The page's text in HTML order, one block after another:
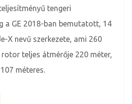
tengeri
a GE 2018-ban bemutatott, 14
X nevű szerkezete, ami 260
teljes átmérője 220 méter,
méteres.